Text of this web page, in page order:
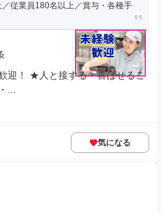
／従業員180名以上／賞与・各種手
迎！ ★人と接する・喜ばせるこ
...
気になる